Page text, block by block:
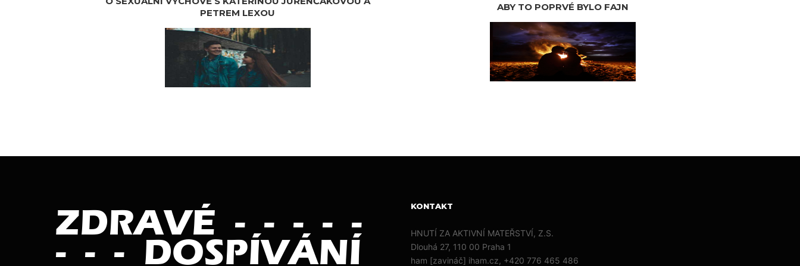
PETREM LEXOU
ABY TO POPRVÉ BYLO FAJN
KONTAKT
HNUTÍ ZA AKTIVNÍ MATEŘSTVÍ, Z.S.
Dlouhá 27, 110 00 Praha 1
ham [zavináč] iham.cz, +420 776 465 486